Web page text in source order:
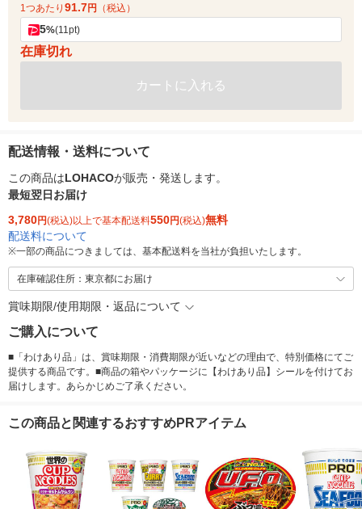
1つあたり 91.7円 （税込）
5%(11pt)
在庫切れ
カートに入れる
配送情報・送料について
この商品はLOHACOが販売・発送します。
最短翌日お届け
3,780円(税込)以上で基本配送料550円(税込)無料
配送料について
※一部の商品につきましては、基本配送料を当社が負担いたします。
在庫確認住所：東京都にお届け
賞味期限/使用期限・返品について
ご購入について
■「わけあり品」は、賞味期限・消費期限が近いなどの理由で、特別価格にてご
提供する商品です。■商品の箱やパッケージに【わけあり品】シールを付けてお
届けします。あらかじめご了承ください。
この商品と関連するおすすめPRアイテム